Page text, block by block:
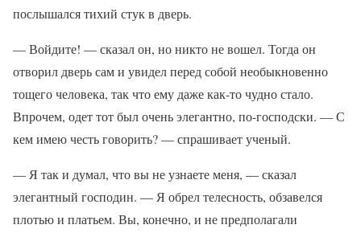
послышался тихий стук в дверь.
— Войдите! — сказал он, но никто не вошел. Тогда он
отворил дверь сам и увидел перед собой необыкновенно
тощего человека, так что ему даже как-то чудно стало.
Впрочем, одет тот был очень элегантно, по-господски. — С
кем имею честь говорить? — спрашивает ученый.
— Я так и думал, что вы не узнаете меня, — сказал
элегантный господин. — Я обрел телесность, обзавелся
плотью и платьем. Вы, конечно, и не предполагали